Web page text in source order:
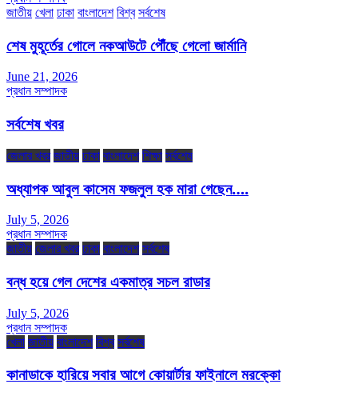
জাতীয় খেলা ঢাকা বাংলাদেশ বিশ্ব সর্বশেষ
শেষ মুহূর্তের গোলে নকআউটে পৌঁছে গেলো জার্মানি
June 21, 2026
প্রধান সম্পাদক
সর্বশেষ খবর
জেলার খবর জাতীয় ঢাকা বাংলাদেশ শিক্ষা সর্বশেষ
অধ্যাপক আবুল কাসেম ফজলুল হক মারা গেছেন….
July 5, 2026
প্রধান সম্পাদক
জাতীয় জেলার খবর ঢাকা বাংলাদেশ সর্বশেষ
বন্ধ হয়ে গেল দেশের একমাত্র সচল রাডার
July 5, 2026
প্রধান সম্পাদক
খেলা জাতীয় বাংলাদেশ বিশ্ব সর্বশেষ
কানাডাকে হারিয়ে সবার আগে কোয়ার্টার ফাইনালে মরক্কো